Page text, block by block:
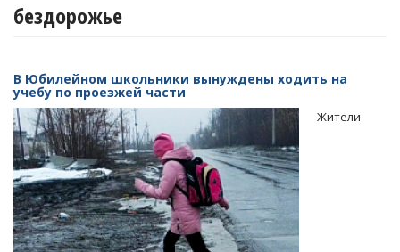
бездорожье
В Юбилейном школьники вынуждены ходить на
учебу по проезжей части
Жители